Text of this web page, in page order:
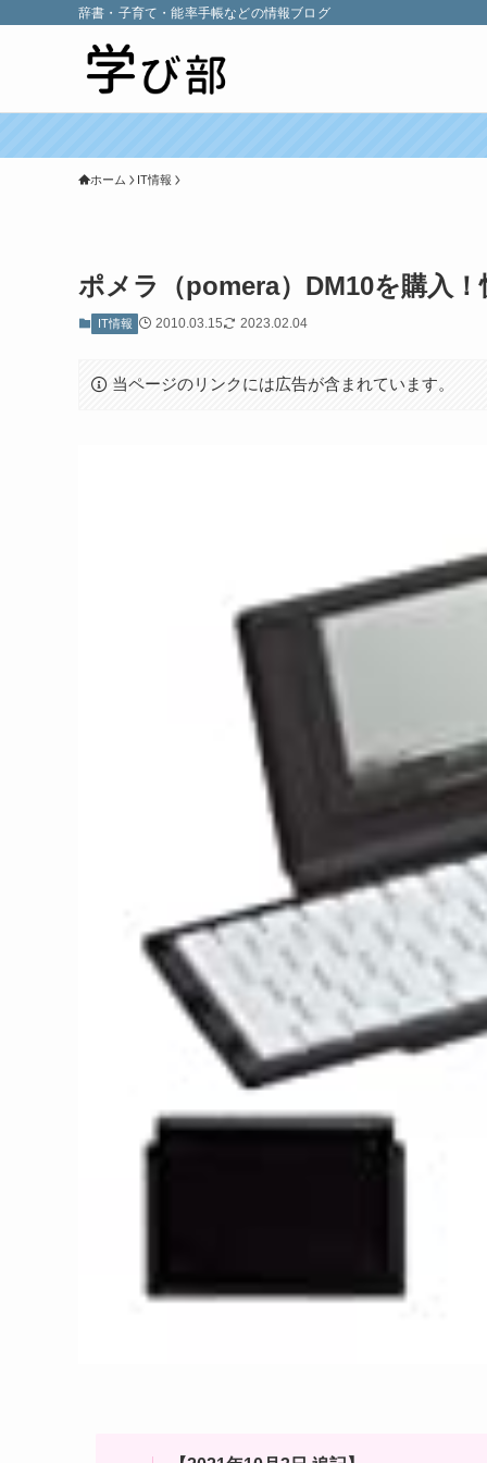
辞書・子育て・能率手帳などの情報ブログ
ホーム IT情報
ポメラ（pomera）DM10を購入！
IT情報 2010.03.15 2023.02.04
当ページのリンクには広告が含まれています。